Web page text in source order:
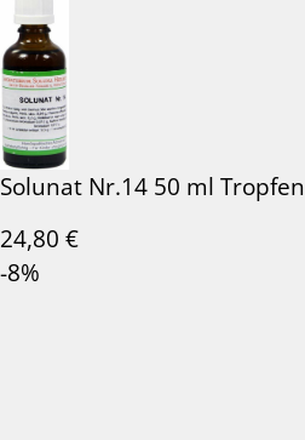
Solunat Nr.14 50 ml Tropfen
24,80 €
-8%